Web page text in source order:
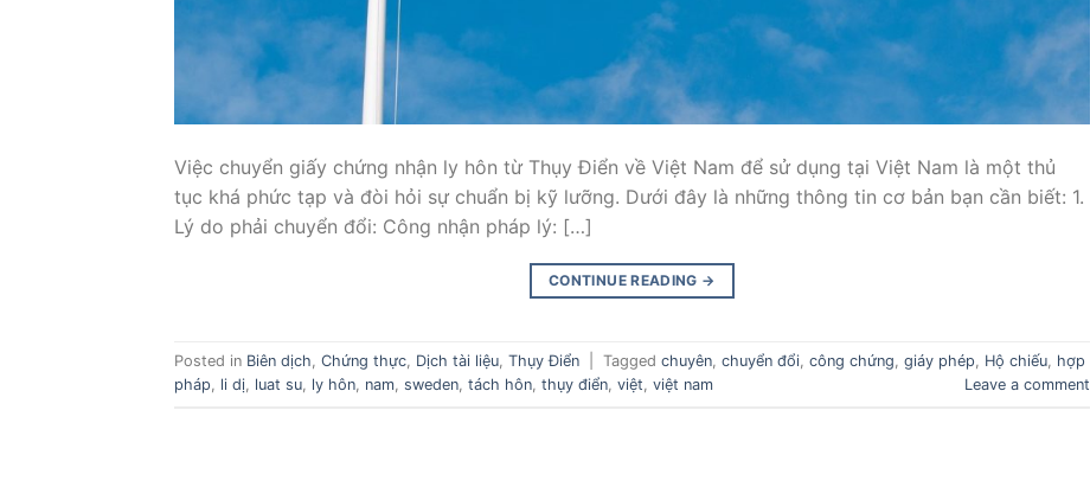
Việc chuyển giấy chứng nhận ly hôn từ Thụy Điển về Việt Nam để sử dụng tại Việt Nam là một thủ
tục khá phức tạp và đòi hỏi sự chuẩn bị kỹ lưỡng. Dưới đây là những thông tin cơ bản bạn cần biết: 1.
Lý do phải chuyển đổi: Công nhận pháp lý: […]
CONTINUE READING →
Posted in Biên dịch, Chứng thực, Dịch tài liệu, Thụy Điển Tagged chuyên, chuyển đổi, công chứng, giáy phép, Hộ chiếu, hợp
pháp, li dị, luat su, ly hôn, nam, sweden, tách hôn, thụy điển, việt, việt nam Leave a comment